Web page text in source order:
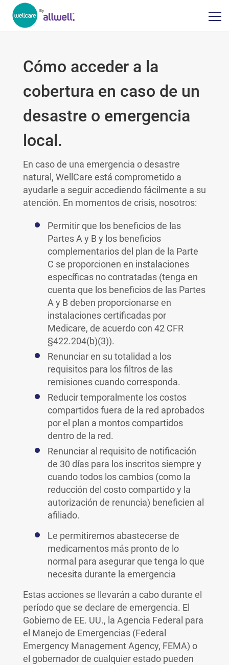
Cómo acceder a la
cobertura en caso de un
desastre o emergencia
local.
En caso de una emergencia o desastre
natural, WellCare está comprometido a
ayudarle a seguir accediendo fácilmente a su
atención. En momentos de crisis, nosotros:
Permitir que los beneficios de las
Partes A y B y los beneficios
complementarios del plan de la Parte
C se proporcionen en instalaciones
específicas no contratadas (tenga en
cuenta que los beneficios de las Partes
A y B deben proporcionarse en
instalaciones certificadas por
Medicare, de acuerdo con 42 CFR
§422.204(b)(3)).
Renunciar en su totalidad a los
requisitos para los filtros de las
remisiones cuando corresponda.
Reducir temporalmente los costos
compartidos fuera de la red aprobados
por el plan a montos compartidos
dentro de la red.
Renunciar al requisito de notificación
de 30 días para los inscritos siempre y
cuando todos los cambios (como la
reducción del costo compartido y la
autorización de renuncia) beneficien al
afiliado.
Le permitiremos abastecerse de
medicamentos más pronto de lo
normal para asegurar que tenga lo que
necesita durante la emergencia
Estas acciones se llevarán a cabo durante el
período que se declare de emergencia. El
Gobierno de EE. UU., la Agencia Federal para
el Manejo de Emergencias (Federal
Emergency Management Agency, FEMA) o
el gobernador de cualquier estado pueden